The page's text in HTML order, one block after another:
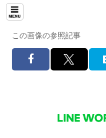
この画像の参照記事